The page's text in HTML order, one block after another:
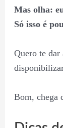
Mas olha:
Só isso é
Quero te dar
Bom, chega